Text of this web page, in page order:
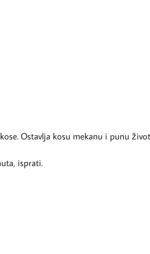
Ostavlja kosu mekanu i punu
isprati.